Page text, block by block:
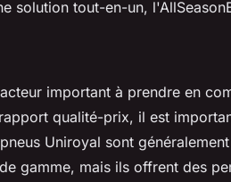
solution tout-en-un,
important à prendre en
qualité-prix, il est
Uniroyal sont
gamme, mais ils offrent des